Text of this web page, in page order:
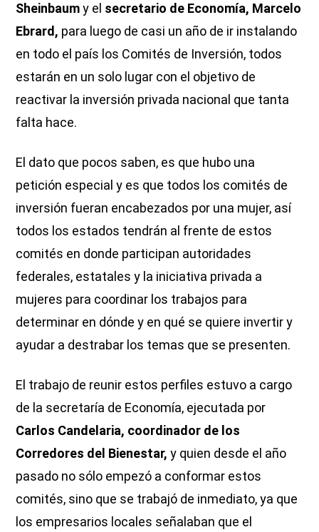
Sheinbaumy el secretario de Economía, Marcelo
Ebrard, para luego de casi un año de ir instalando
en todo el país los Comités de Inversión, todos
estarán en un solo lugar con el objetivo de
reactivar la inversión privada nacional que tanta
falta hace.
El dato que pocos saben, es que hubo una
petición especial y es que todos los comités de
inversión fueran encabezados por una mujer, así
todos los estados tendrán al frente de estos
comités en donde participan autoridades
federales, estatales y la iniciativa privada a
mujeres para coordinar los trabajos para
determinar en dónde y en qué se quiere invertir y
ayudar a destrabar los temas que se presenten.
El trabajo de reunir estos perfiles estuvo a cargo
de la secretaría de Economía, ejecutada por
Carlos Candelaria, coordinador de los
Corredores del Bienestar, y quien desde el año
pasado no sólo empezó a conformar estos
comités, sino que se trabajó de inmediato, ya que
los empresarios locales señalaban que el